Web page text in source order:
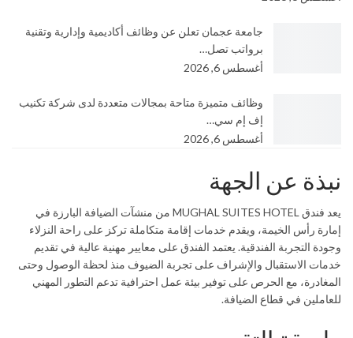
جامعة عجمان تعلن عن وظائف أكاديمية وإدارية وتقنية
برواتب تصل…
أغسطس 6, 2026
وظائف متميزة متاحة بمجالات متعددة لدى شركة تكنيب
إف إم سي…
أغسطس 6, 2026
نبذة عن الجهة
يعد فندق MUGHAL SUITES HOTEL من منشآت الضيافة البارزة في
إمارة رأس الخيمة، ويقدم خدمات إقامة متكاملة تركز على راحة النزلاء
وجودة التجربة الفندقية. يعتمد الفندق على معايير مهنية عالية في تقديم
خدمات الاستقبال والإشراف على تجربة الضيوف منذ لحظة الوصول وحتى
المغادرة، مع الحرص على توفير بيئة عمل احترافية تدعم التطور المهني
للعاملين في قطاع الضيافة.